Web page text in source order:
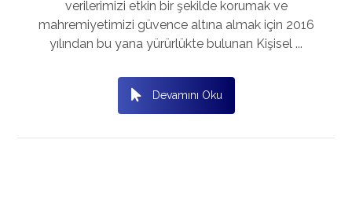
verilerimizi etkin bir şekilde korumak ve
mahremiyetimizi güvence altına almak için 2016
yılından bu yana yürürlükte bulunan Kişisel ...
Devamını Oku